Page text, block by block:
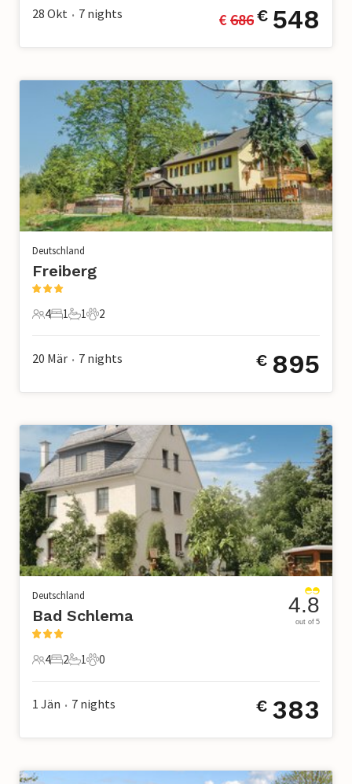
28 Okt • 7 nights € 686€ 548
Deutschland
Freiberg
4 Gäste
4
1 Schlafzimmer
1
1 Badezimmer
1
2 Haustiere
2
20 Mär • 7 nights € 895
Deutschland
Bad Schlema
4 Gäste
4
2 Schlafzimmer
2
1 Badezimmer
1
0 Haustiere
0
4.8
out of 5
1 Jän • 7 nights € 383